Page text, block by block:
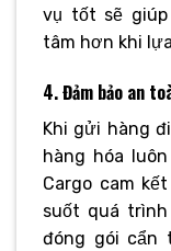
vụ tốt sẽ
tâm hơn khi
4. Đảm bảo an
Khi gửi hàng
hàng hóa
Cargo cam
suốt quá
đóng gói cẩn